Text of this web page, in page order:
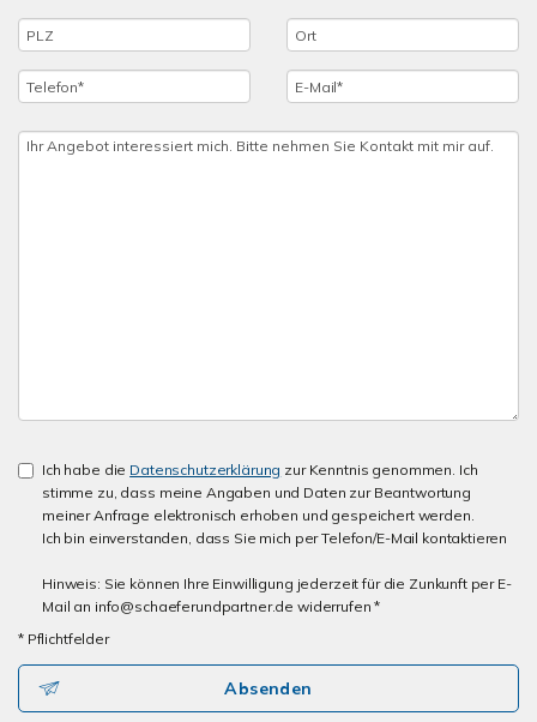
Ich habe die Datenschutzerklärung zur Kenntnis genommen. Ich
stimme zu, dass meine Angaben und Daten zur Beantwortung
meiner Anfrage elektronisch erhoben und gespeichert werden.
Ich bin einverstanden, dass Sie mich per Telefon/E-Mail kontaktieren
Hinweis: Sie können Ihre Einwilligung jederzeit für die Zunkunft per E-
Mail an info@schaeferundpartner.de widerrufen *
* Pflichtfelder
Absenden